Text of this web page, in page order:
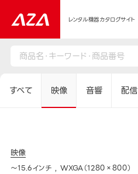
レンタル機器カタログサイト
すべて 映像 音響 配信
映像
～15.6インチ WXGA（1280×800）